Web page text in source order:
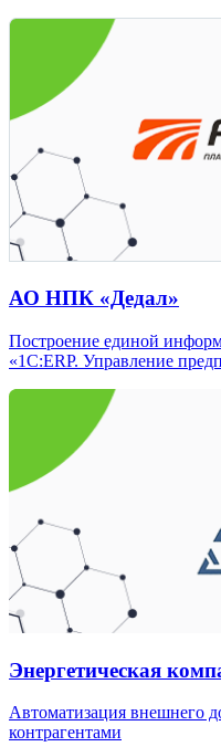
АО НПК «Дедал»
Построение единой
«1С:ERP. Управление
Энергетическая
Автоматизация внешнего
контрагентами